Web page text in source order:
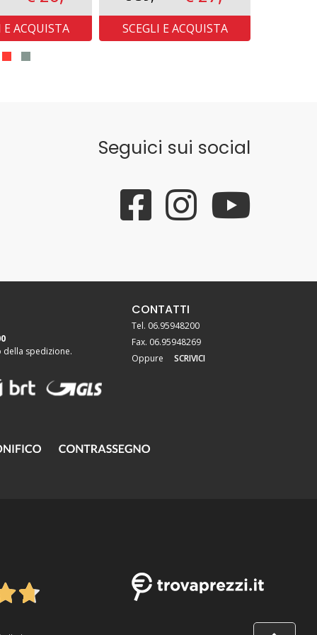
E ACQUISTA SCEGLI E ACQUISTA
Seguici sui social
della spedizione.
CONTATTI
Tel. 06.95948200
Fax. 06.95948269
OppureSCRIVICI